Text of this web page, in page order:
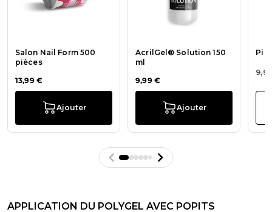
Salon Nail Form 500
pièces
13,99 €
Ajouter
AcrilGel® Solution 150
ml
9,99 €
Ajouter
APPLICATION DU POLYGEL AVEC POPITS